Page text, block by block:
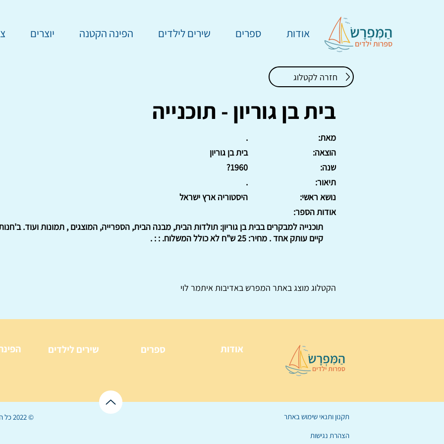
אודות ספרים שירים לילדים הפינה הקטנה יוצרים
חזרה לקטלוג
בית בן גוריון - תוכנייה
.
מאת:
בית בן גוריון
הוצאה:
1960?
שנה:
.
תיאור:
היסטוריה ארץ ישראל
נושא ראשי:
אודות הספר:
תוכנייה למבקרים בבית בן גוריון: תולדות הבית, מבנה הבית, הספרייה, המוצגים , תמונות ועוד.
קיים עותק אחד . מחיר: 25 ש"ח לא כולל המשלוח. : : .
הקטלוג מוצג באתר המפרש באדיבות איתמר לוי
שירים לילדים ספרים אודות
© 2022 כל הזכויות שמורות ל
תקנון ותנאי שימוש באתר
הצהרת נגישות